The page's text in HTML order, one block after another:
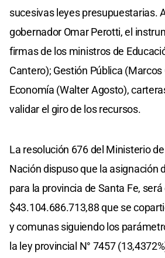
sucesivas leyes presupuestarias.
gobernador Omar Perotti, el
firmas de los ministros de
Cantero); Gestión Pública (Marcos
Economía (Walter Agosto),
validar el giro de los recursos.
La resolución 676 del Ministerio
Nación dispuso que la asignación
para la provincia de Santa Fe, será
$43.104.686.713,88 que se
y comunas siguiendo los
la ley provincial N° 7457